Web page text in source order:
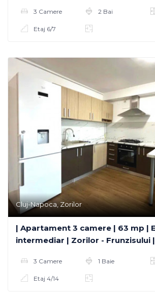
3 Camere 2 Bai
Etaj 6/7
Cluj-Napoca, Zorilor
| Apartament 3 camere | 63 mp |
intermediar | Zorilor - Frunzisului |
3 Camere 1 Baie
Etaj 4/14